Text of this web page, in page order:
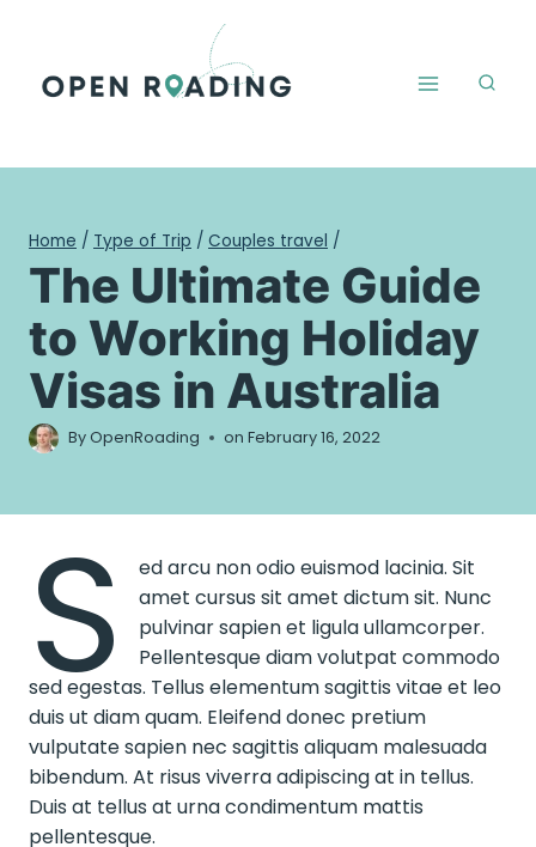
content
Home / Type of Trip / Couples travel /
The Ultimate Guide
to Working Holiday
Visas in Australia
ByOpenRoading on February 16, 2022
S
ed arcu non odio euismod lacinia. Sit
amet cursus sit amet dictum sit. Nunc
pulvinar sapien et ligula ullamcorper.
Pellentesque diam volutpat commodo
sed egestas. Tellus elementum sagittis vitae et leo
duis ut diam quam. Eleifend donec pretium
vulputate sapien nec sagittis aliquam malesuada
bibendum. At risus viverra adipiscing at in tellus.
Duis at tellus at urna condimentum mattis
pellentesque.